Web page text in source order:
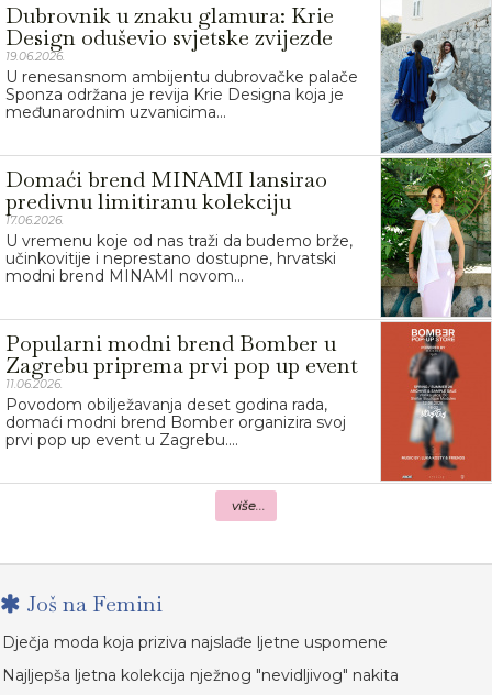
Dubrovnik u znaku glamura: Krie
Design oduševio svjetske zvijezde
19.06.2026.
U renesansnom ambijentu dubrovačke palače
Sponza održana je revija Krie Designa koja je
međunarodnim uzvanicima...
Domaći brend MINAMI lansirao
predivnu limitiranu kolekciju
17.06.2026.
U vremenu koje od nas traži da budemo brže,
učinkovitije i neprestano dostupne, hrvatski
modni brend MINAMI novom...
Popularni modni brend Bomber u
Zagrebu priprema prvi pop up event
11.06.2026.
Povodom obilježavanja deset godina rada,
domaći modni brend Bomber organizira svoj
prvi pop up event u Zagrebu....
više...
Još na Femini
Dječja moda koja priziva najslađe ljetne uspomene
Najljepša ljetna kolekcija nježnog "nevidljivog" nakita